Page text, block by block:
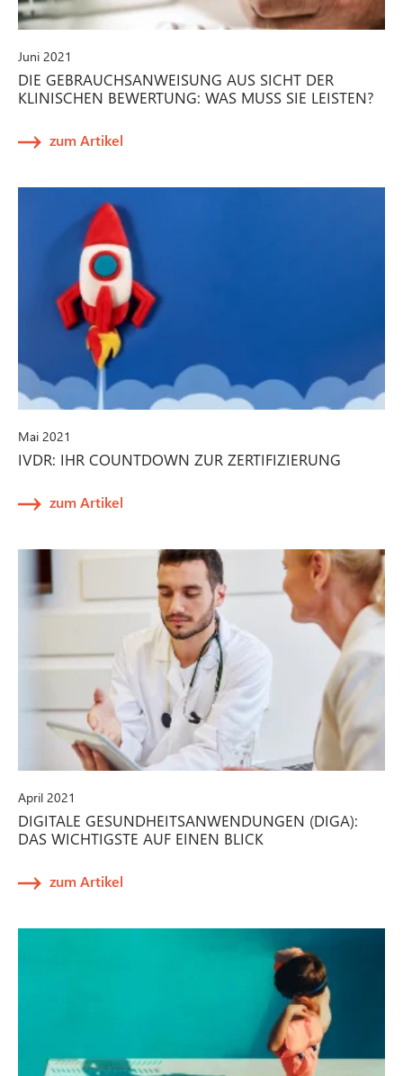
Juni 2021
DIE GEBRAUCHSANWEISUNG AUS SICHT DER
KLINISCHEN BEWERTUNG: WAS MUSS SIE LEISTEN?
zum Artikel
Mai 2021
IVDR: IHR COUNTDOWN ZUR ZERTIFIZIERUNG
zum Artikel
April 2021
DIGITALE GESUNDHEITSANWENDUNGEN (DIGA):
DAS WICHTIGSTE AUF EINEN BLICK
zum Artikel